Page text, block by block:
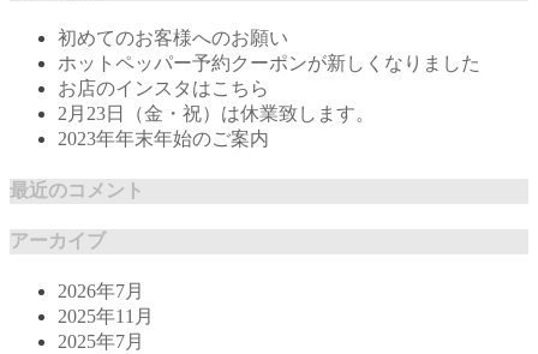
初めてのお客様へのお願い
ホットペッパー予約クーポンが新しくなりました
お店のインスタはこちら
2月23日（金・祝）は休業致します。
2023年年末年始のご案内
最近のコメント
アーカイブ
2026年7月
2025年11月
2025年7月